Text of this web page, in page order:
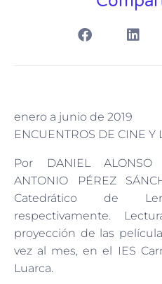
enero a junio de 2019
ENCUENTROS DE CINE Y
Por DANIEL ALONSO
ANTONIO PÉREZ
Catedrático de
respectivamente.
proyección de las
vez al mes, en el IES
Luarca.